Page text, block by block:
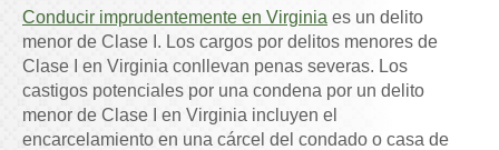
Conducir imprudentemente en Virginia es un delito
menor de Clase I. Los cargos por delitos menores de
Clase I en Virginia conllevan penas severas. Los
castigos potenciales por una condena por un delito
menor de Clase I en Virginia incluyen el
encarcelamiento en una cárcel del condado o casa de